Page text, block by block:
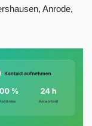
Anrode,